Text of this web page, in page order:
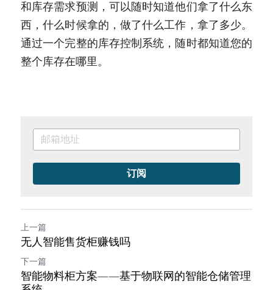
和库存需求预测，可以随时知道他们拿了什么东
西，什么时候拿的，做了什么工作，拿了多少。
通过一个完整的库存控制系统，随时都知道您的
整个库存在哪里。
订阅
上一篇
无人智能售货柜赚钱吗
下一篇
智能物料柜方案——基于物联网的智能仓储管理